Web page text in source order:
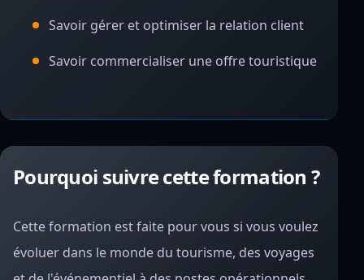
Savoir gérer et optimiser la relation client
Savoir commercialiser une offre touristique
Pourquoi suivre cette formation ?
Cette formation est faite pour vous si vous voulez
évoluer dans le monde du tourisme, des voyages